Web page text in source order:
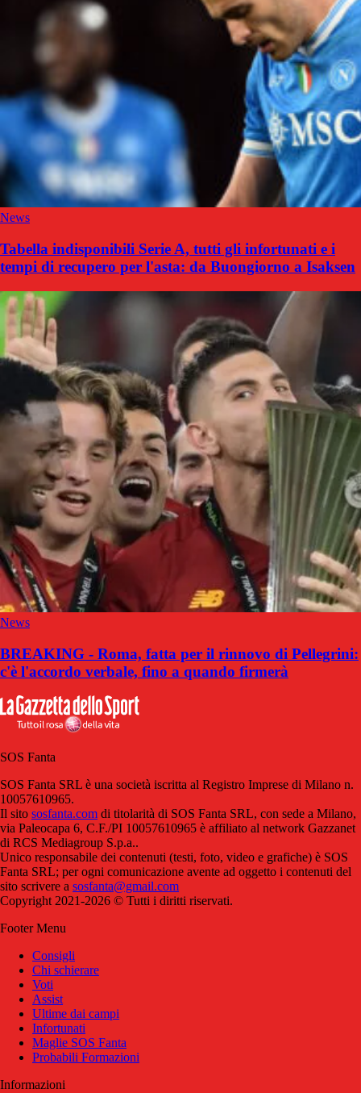
News
Tabella indisponibili Serie A, tutti gli infortunati e i
tempi di recupero per l'asta: da Buongiorno a Isaksen
News
BREAKING - Roma, fatta per il rinnovo di Pellegrini:
c'è l'accordo verbale, fino a quando firmerà
SOS Fanta
SOS Fanta SRL è una società iscritta al Registro Imprese di Milano n.
10057610965.
Il sito sosfanta.com di titolarità di SOS Fanta SRL, con sede a Milano,
via Paleocapa 6, C.F./PI 10057610965 è affiliato al network Gazzanet
di RCS Mediagroup S.p.a..
Unico responsabile dei contenuti (testi, foto, video e grafiche) è SOS
Fanta SRL; per ogni comunicazione avente ad oggetto i contenuti del
sito scrivere a sosfanta@gmail.com
Copyright 2021-2026 © Tutti i diritti riservati.
Footer Menu
Consigli
Chi schierare
Voti
Assist
Ultime dai campi
Infortunati
Maglie SOS Fanta
Probabili Formazioni
Informazioni